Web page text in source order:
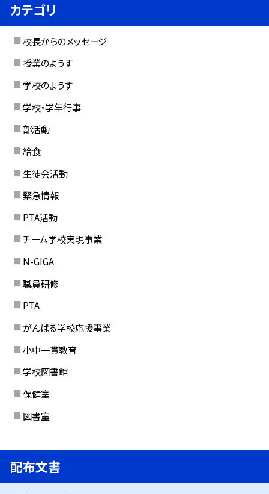
カテゴリ
校長からのメッセージ
授業のようす
学校のようす
学校・学年行事
部活動
給食
生徒会活動
緊急情報
PTA活動
チーム学校実現事業
N-GIGA
職員研修
PTA
がんばる学校応援事業
小中一貫教育
学校図書館
保健室
図書室
配布文書